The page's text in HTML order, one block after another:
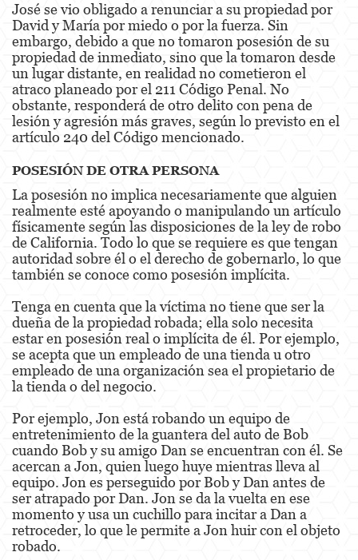
Intento de Asesinato
Secuestro
Violencia Doméstica
Acecho
Abuso Infantil
Abuso de Ancianos y de Adultos
Dependientes
Agresión Doméstica
Amenazas Criminales
Negligencia de Menores.
Orden de Protección de Emergencia
Orden de Restricción Permanente
Orden de Restricción Temporal
Órdenes de Restricción
Peligro Infantil
Publicar Información Dañina en Internet
José se vio obligado a renunciar a su propiedad por
David y María por miedo o por la fuerza. Sin
embargo, debido a que no tomaron posesión de su
propiedad de inmediato, sino que la tomaron desde
un lugar distante, en realidad no cometieron el
atraco planeado por el 211 Código Penal. No
obstante, responderá de otro delito con pena de
lesión y agresión más graves, según lo previsto en el
artículo 240 del Código mencionado.
POSESIÓN DE OTRA PERSONA
La posesión no implica necesariamente que alguien
realmente esté apoyando o manipulando un artículo
físicamente según las disposiciones de la ley de robo
de California. Todo lo que se requiere es que tengan
autoridad sobre él o el derecho de gobernarlo, lo que
también se conoce como posesión implícita.
Tenga en cuenta que la víctima no tiene que ser la
dueña de la propiedad robada; ella solo necesita
estar en posesión real o implícita de él. Por ejemplo,
se acepta que un empleado de una tienda u otro
empleado de una organización sea el propietario de
la tienda o del negocio.
Por ejemplo, Jon está robando un equipo de
entretenimiento de la guantera del auto de Bob
cuando Bob y su amigo Dan se encuentran con él. Se
acercan a Jon, quien luego huye mientras lleva al
equipo. Jon es perseguido por Bob y Dan antes de
ser atrapado por Dan. Jon se da la vuelta en ese
momento y usa un cuchillo para incitar a Dan a
retroceder, lo que le permite a Jon huir con el objeto
robado.